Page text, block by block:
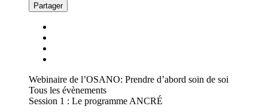
Partager
Webinaire de l’OSANO: Prendre d’abord soin de soi
Tous les évènements
Session 1 : Le programme ANCRÉ